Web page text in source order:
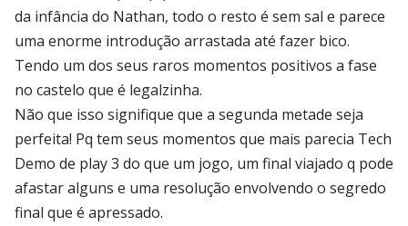
da infância do Nathan, todo o resto é sem sal e parece
uma enorme introdução arrastada até fazer bico.
Tendo um dos seus raros momentos positivos a fase
no castelo que é legalzinha.
Não que isso signifique que a segunda metade seja
perfeita! Pq tem seus momentos que mais parecia Tech
Demo de play 3 do que um jogo, um final viajado q pode
afastar alguns e uma resolução envolvendo o segredo
final que é apressado.